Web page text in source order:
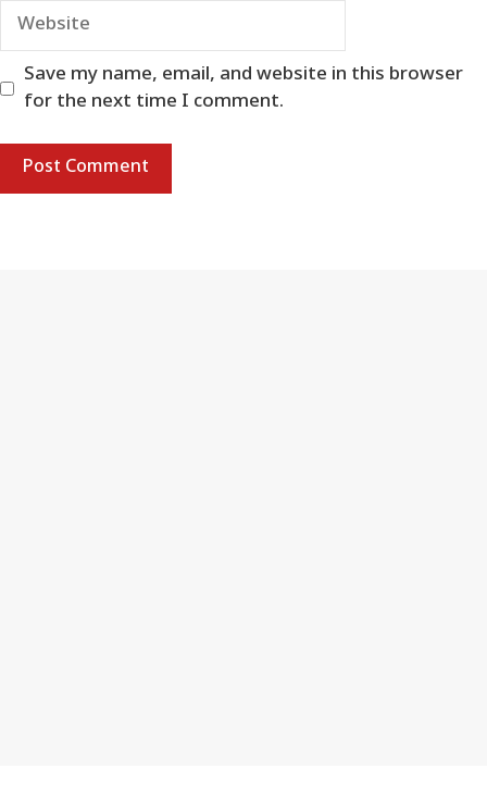
Website
Save my name, email, and website in this browser
for the next time I comment.